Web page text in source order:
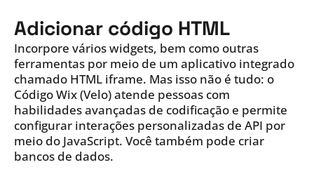
Adicionar código HTML
Incorpore vários widgets, bem como outras
ferramentas por meio de um aplicativo integrado
chamado HTML iframe. Mas isso não é tudo: o
Código Wix (Velo) atende pessoas com
habilidades avançadas de codificação e permite
configurar interações personalizadas de API por
meio do JavaScript. Você também pode criar
bancos de dados.